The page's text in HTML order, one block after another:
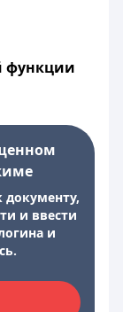
функции
документу,
и ввести
и